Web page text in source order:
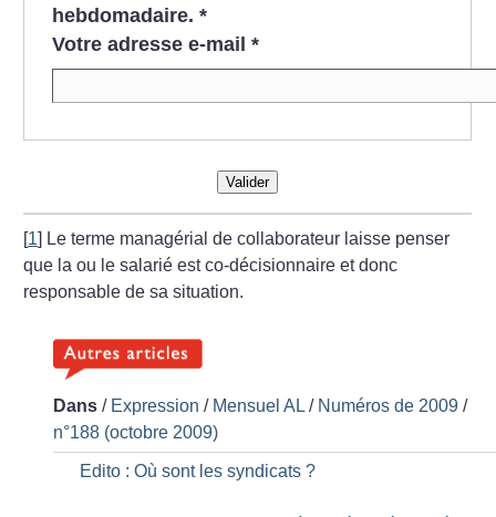
hebdomadaire. *
Votre adresse e-mail *
Valider
1 Le terme managérial de collaborateur laisse penser
que la ou le salarié est co-décisionnaire et donc
responsable de sa situation.
Dans / Expression / Mensuel AL / Numéros de 2009 /
n°188 (octobre 2009)
Edito : Où sont les syndicats ?